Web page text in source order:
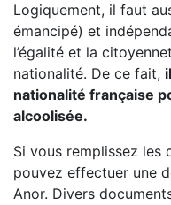
Logiquement, il faut
émancipé) et
l’égalité et la
nationalité. De ce fait,
nationalité française
alcoolisée.
Si vous remplissez les
pouvez effectuer une
Anor. Divers